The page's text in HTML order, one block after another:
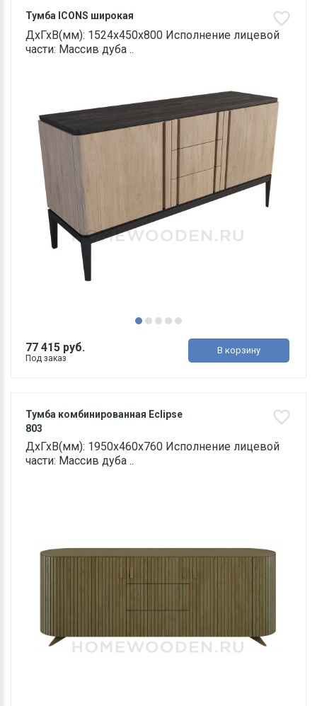
Тумба ICONS широкая
ДхГхВ(мм): 1524х450х800 Исполнение лицевой
части: Массив дуба ..
77 415 руб.
Под заказ
В корзину
Тумба комбинированная Eclipse
803
ДхГхВ(мм): 1950х460х760 Исполнение лицевой
части: Массив дуба ..